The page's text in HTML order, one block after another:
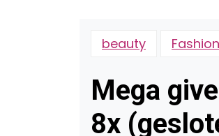
beauty Fashion
Mega
8x